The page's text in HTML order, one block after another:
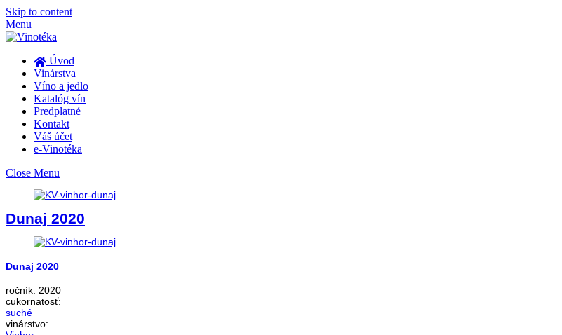
Skip to content
Menu
Úvod
Vinárstva
Víno a jedlo
Katalóg vín
Predplatné
Kontakt
Váš účet
e-Vinotéka
Close Menu
Dunaj 2020
Dunaj 2020
ročník: 2020
cukornatosť:
suché
vinárstvo: